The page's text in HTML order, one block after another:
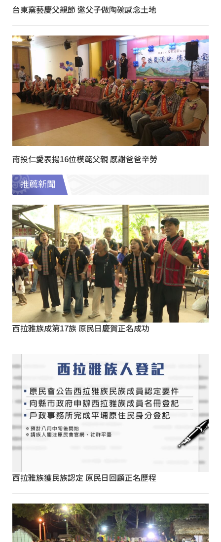
台東窯藝慶父親節 邀父子做陶碗感念土地
南投仁愛表揚16位模範父親 感謝爸爸辛勞
推薦新聞
西拉雅族成第17族 原民日慶賀正名成功
西拉雅族獲民族認定 原民日回顧正名歷程